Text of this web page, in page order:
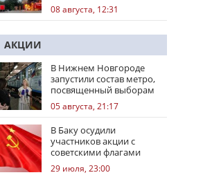
08 августа, 12:31
АКЦИИ
В Нижнем Новгороде
запустили состав метро,
посвященный выборам
05 августа, 21:17
В Баку осудили
участников акции с
советскими флагами
29 июля, 23:00